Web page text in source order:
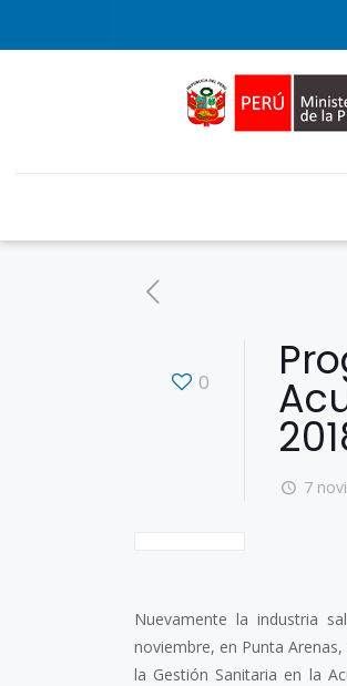
0
7
Nuevamente la industria
noviembre, en Punta
la Gestión Sanitaria en la